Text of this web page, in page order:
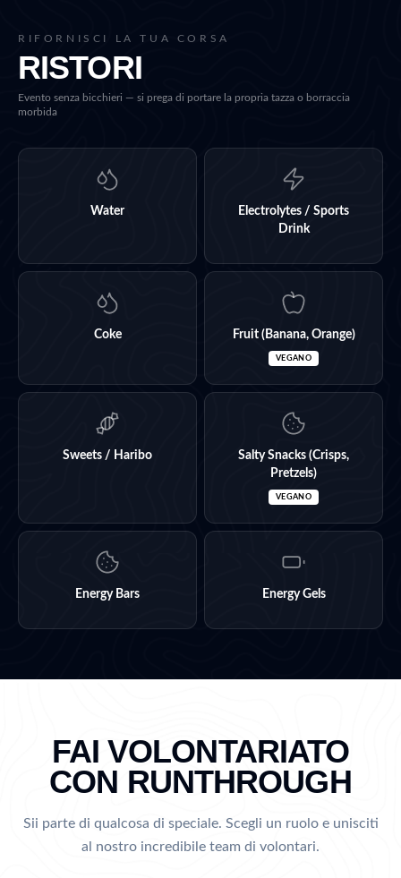
RIFORNISCI LA TUA CORSA
RISTORI
Evento senza bicchieri — si prega di portare la propria tazza o borraccia
morbida
Water
Electrolytes / Sports
Drink
Coke Fruit (Banana, Orange)
VEGANO
Sweets / Haribo
Salty Snacks (Crisps,
Pretzels)
VEGANO
Energy Bars Energy Gels
FAI VOLONTARIATO
CON RUNTHROUGH
Sii parte di qualcosa di speciale. Scegli un ruolo e unisciti
al nostro incredibile team di volontari.